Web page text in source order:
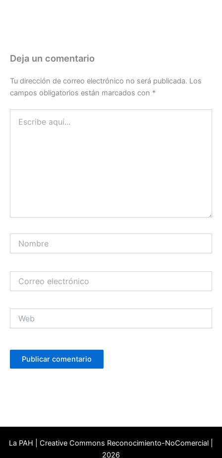
Deja un comentario
Tu dirección de correo electrónico no será publicada. Los
campos obligatorios están marcados con *
aquí...
electrónico
La PAH | Creative Commons Reconocimiento-NoComercial |
2026